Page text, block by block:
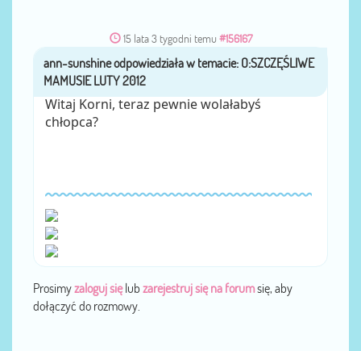
15 lata 3 tygodni temu #156167
przezann-sunshine
Witaj Korni, teraz pewnie wolałabyś
chłopca?
Prosimyzaloguj sięlub zarejestruj się na forumsię, aby
dołączyć do rozmowy.